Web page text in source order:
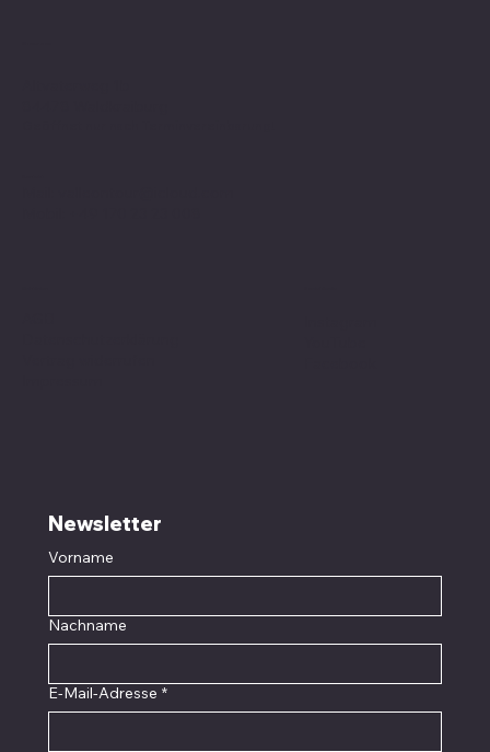
Newsletter
Vorname
Nachname
E-Mail-Adresse *